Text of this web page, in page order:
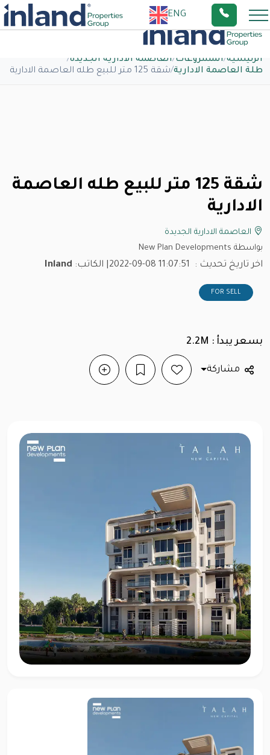
ENG
الرئيسية/المشروعات/العاصمة الادارية الجديدة/
طلة العاصمة الادارية/شقة 125 متر للبيع طله العاصمة الادارية
شقة 125 متر للبيع طله العاصمة
الادارية
العاصمة الادارية الجديدة
بواسطة New Plan Developments
اخر تاريخ تحديث : 2022-09-08 11:07:51 | الكاتب: Inland
FOR SELL
بسعر يبدأ : 2.2M
مشاركة